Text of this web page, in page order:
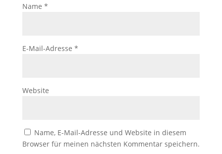
Name *
E-Mail-Adresse *
Website
Name, E-Mail-Adresse und Website in diesem
Browser für meinen nächsten Kommentar speichern.